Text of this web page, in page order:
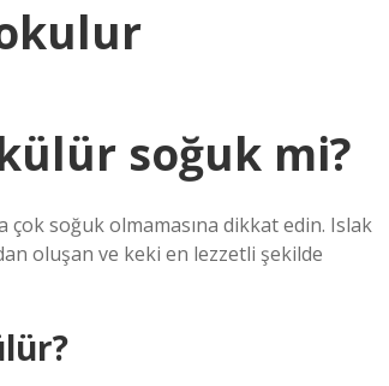
soğuk mi?
çok soğuk olmamasına dikkat edin. Islak
oluşan ve keki en lezzetli şekilde